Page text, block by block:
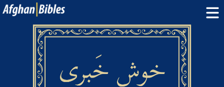
Home
Pashto Bibles
Others: Balochi Hazaragi Turkmen